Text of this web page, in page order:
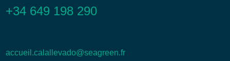
+34 649 198 290
accueil.calallevado@seagreen.fr